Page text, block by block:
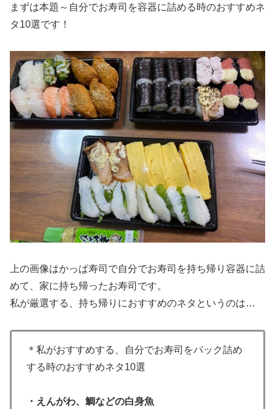
まずは本題～自分でお寿司を容器に詰める時のおすすめネ
タ10選です！
上の画像はかっぱ寿司で自分でお寿司を持ち帰り容器に詰
めて、家に持ち帰ったお寿司です。
私が厳選する、持ち帰りにおすすめのネタというのは…
＊私がおすすめする、自分でお寿司をパック詰め
する時のおすすめネタ10選
・えんがわ、鯛などの白身魚